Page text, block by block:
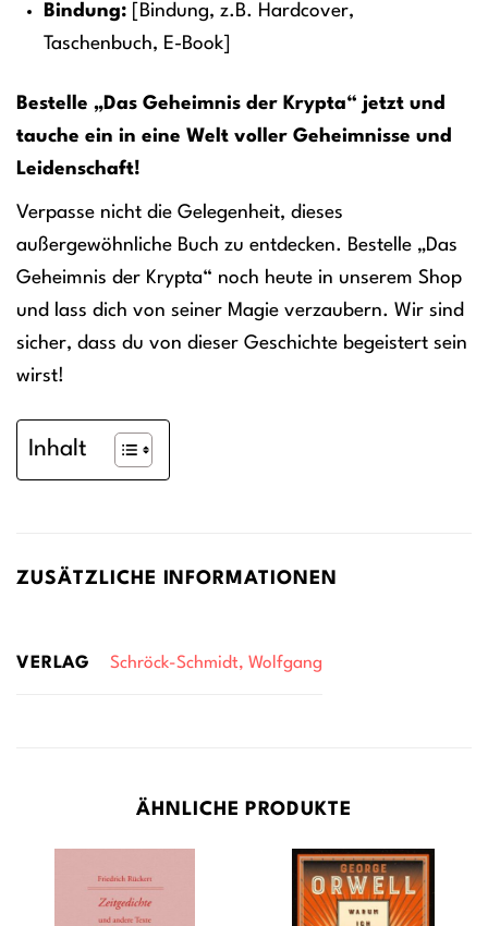
Bindung:[Bindung, z.B. Hardcover,
Taschenbuch, E-Book]
Bestelle „Das Geheimnis der Krypta“ jetzt und
tauche ein in eine Welt voller Geheimnisse und
Leidenschaft!
Verpasse nicht die Gelegenheit, dieses
außergewöhnliche Buch zu entdecken. Bestelle „Das
Geheimnis der Krypta“ noch heute in unserem Shop
und lass dich von seiner Magie verzaubern. Wir sind
sicher, dass du von dieser Geschichte begeistert sein
wirst!
Inhalt
ZUSÄTZLICHE INFORMATIONEN
VERLAG Schröck-Schmidt, Wolfgang
ÄHNLICHE PRODUKTE